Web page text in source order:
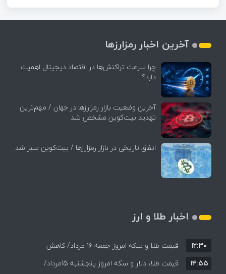
آخرین اخبار رمزارزها
چرا سرعت تراکنش‌ها در اقتصاد دیجیتال اهمیت
دارد؟
آخرین وضعیت بازار رمزارزها در جهان / مهم‌ترین
تهدید بیت‌کوین مشخص شد
اتفاق تاریخی در بازار رمزارزها / بیت‌کوین سبز شد
اخبار طلا و ارز
قیمت طلا و سکه امروز جمعه ۱۶ مرداد/ کاهش
قیمت ها+ جدول و جزییات
۱۲:۳۰
قیمت طلا، دلار و سکه امروز پنجشنبه 15مرداد/
۱۴:۵۵